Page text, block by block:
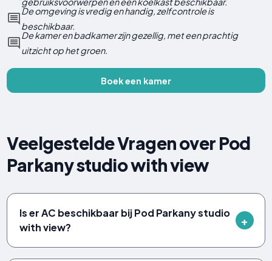
De omgeving is vredig en handig, zelfcontrole is
beschikbaar.
De kamer en badkamer zijn gezellig, met een prachtig
uitzicht op het groen.
Boek een kamer
Veelgestelde Vragen over Pod
Parkany studio with view
Is er AC beschikbaar bij Pod Parkany studio
with view?